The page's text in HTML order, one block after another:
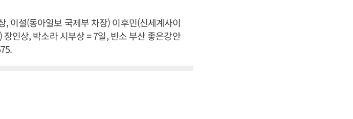
이설(동아일보 국제부 차장) 이후민(신세계사이
인상, 박소라 시부상 = 7일, 빈소 부산 좋은강안